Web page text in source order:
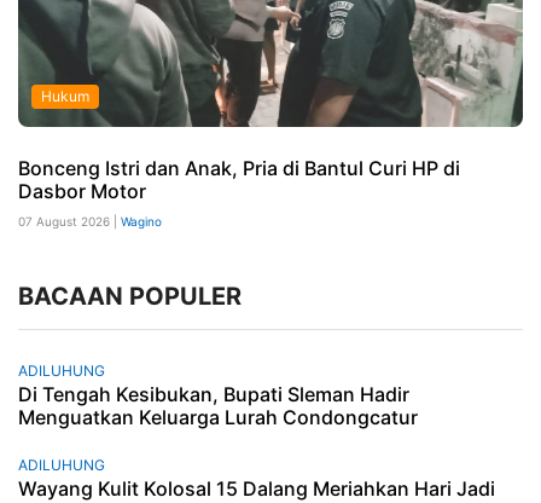
Hukum
Bonceng Istri dan Anak, Pria di Bantul Curi HP di
Dasbor Motor
07 August 2026 | Wagino
BACAAN POPULER
ADILUHUNG
Di Tengah Kesibukan, Bupati Sleman Hadir
Menguatkan Keluarga Lurah Condongcatur
ADILUHUNG
Wayang Kulit Kolosal 15 Dalang Meriahkan Hari Jadi